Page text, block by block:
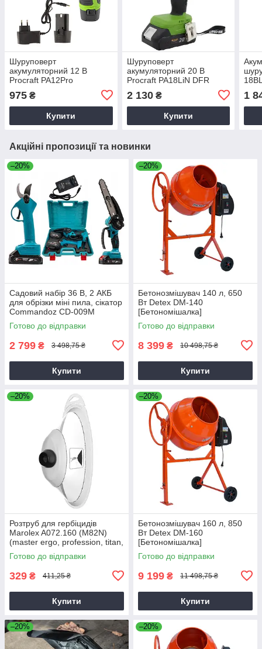
Шуруповерт
акумуляторний 12 В
Procraft PA12Pro
безщітковий (1 АКБ, 2 А/
год)
975 ₴
Купити
Шуруповерт
акумуляторний 20 В
Procraft PA18LiN DFR
АКБ, 2 А/год)
2 130₴
Купити
1
Акційні пропозиції та новинки
–20%
Садовий набір 36 В, 2 АКБ
для обрізки міні пила, сікатор
Commandoz CD-009M
Готово до відправки
2 799 ₴ 3 498,75 ₴
Купити
–20%
Бетонозмішувач 140 л, 650
Вт Detex DM-140
[Бетономішалка]
Готово до відправки
8 399 ₴ 10 498,75 ₴
Купити
–20%
Розтруб для гербіцидів
Marolex A072.160 (M82N)
(master ergo, profession, titan,
x-line)
Готово до відправки
329 ₴ 411,25 ₴
Купити
–20%
Бетонозмішувач 160 л, 850
Вт Detex DM-160
[Бетономішалка]
Готово до відправки
9 199 ₴ 11 498,75 ₴
Купити
–20% –20%